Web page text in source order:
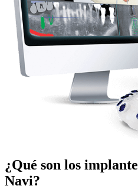
¿Qué son los
Navi?